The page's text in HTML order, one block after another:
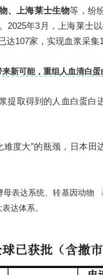
、上海莱士生物等，纷
2025年3月，上海莱士
达107家，实现血浆采
新可能，重组人血清白蛋
提取得到的人血白蛋
度大”的瓶颈，日本
母表达系统、转基因动物
达体系。